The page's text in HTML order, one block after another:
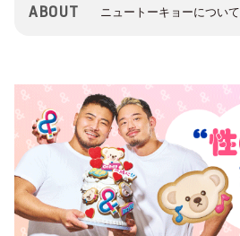
ABOUT ニュートーキョーについて